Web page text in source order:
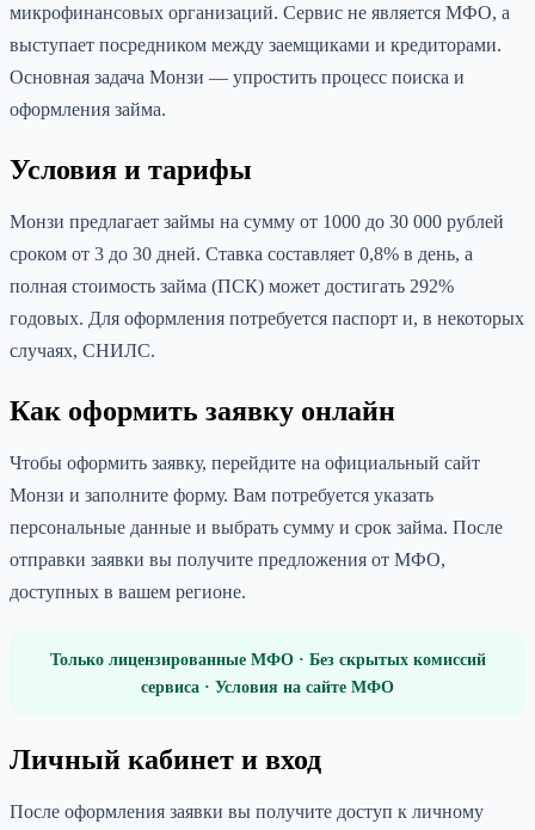
микрофинансовых организаций. Сервис не является МФО, а
выступает посредником между заемщиками и кредиторами.
Основная задача Монзи — упростить процесс поиска и
оформления займа.
Условия и тарифы
Монзи предлагает займы на сумму от 1000 до 30 000 рублей
сроком от 3 до 30 дней. Ставка составляет 0,8% в день, а
полная стоимость займа (ПСК) может достигать 292%
годовых. Для оформления потребуется паспорт и, в некоторых
случаях, СНИЛС.
Как оформить заявку онлайн
Чтобы оформить заявку, перейдите на официальный сайт
Монзи и заполните форму. Вам потребуется указать
персональные данные и выбрать сумму и срок займа. После
отправки заявки вы получите предложения от МФО,
доступных в вашем регионе.
Только лицензированные МФО · Без скрытых комиссий
сервиса · Условия на сайте МФО
Личный кабинет и вход
После оформления заявки вы получите доступ к личному